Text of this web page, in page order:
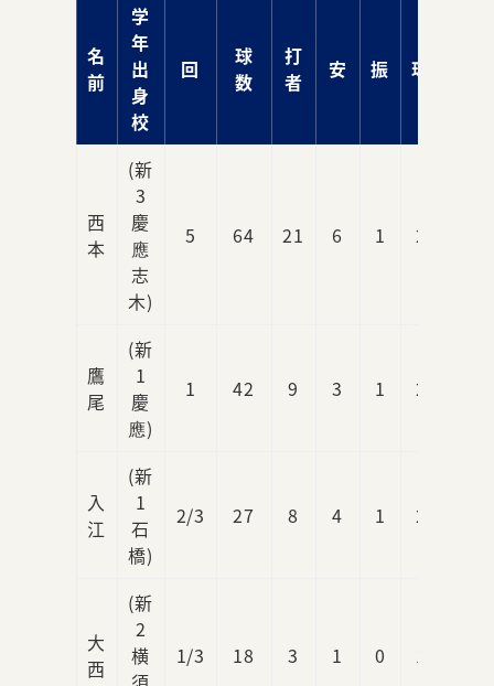
名
前
学
年
出
身
校
回
球
数
打
者
安 振 球
西
本
(新
3
慶
應
志
木)
5 64 21 6 1 2
鷹
尾
(新
1
慶
應)
1 42 9 3 1 2
入
江
(新
1
石
橋)
2/3 27 8 4 1 2
大
西
(新
2
横
1/3 18 3 1 0